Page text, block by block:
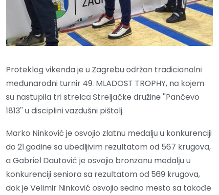
Proteklog vikenda je u Zagrebu održan tradicionalni
međunarodni turnir 49. MLADOST TROPHY, na kojem
su nastupila tri strelca Streljačke družine ''Pančevo
1813'' u disciplini vazdušni pištolj.
Marko Ninković je osvojio zlatnu medalju u konkurenciji
do 21.godine sa ubedljivim rezultatom od 567 krugova,
a Gabriel Dautović je osvojio bronzanu medalju u
konkurenciji seniora sa rezultatom od 569 krugova,
dok je Velimir Ninković osvojio sedno mesto sa takođe